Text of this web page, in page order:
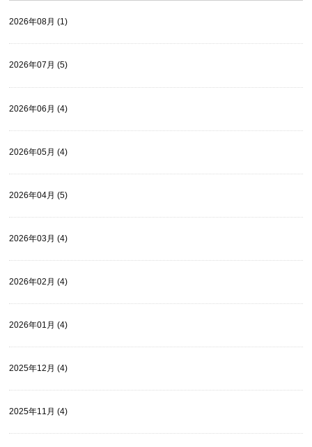
2026年08月 (1)
2026年07月 (5)
2026年06月 (4)
2026年05月 (4)
2026年04月 (5)
2026年03月 (4)
2026年02月 (4)
2026年01月 (4)
2025年12月 (4)
2025年11月 (4)